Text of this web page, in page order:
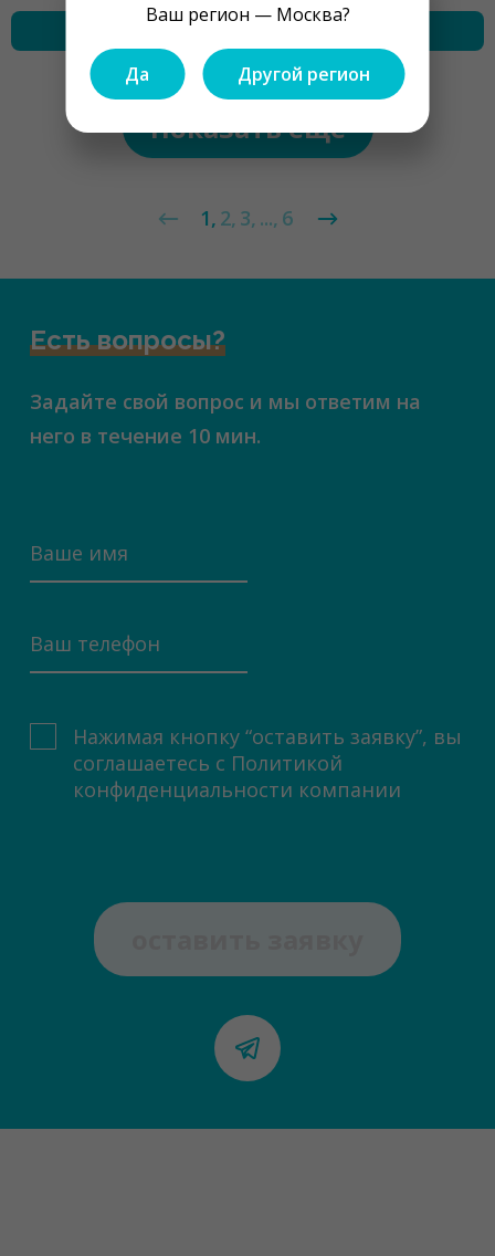
Ваш регион — Москва?
Да Другой регион
Показать ещё
1 2 3 ... 6
Есть вопросы?
Задайте свой вопрос и мы ответим на
него в течение 10 мин.
Нажимая кнопку “оставить заявку”, вы
соглашаетесь с Политикой
конфиденциальности компании